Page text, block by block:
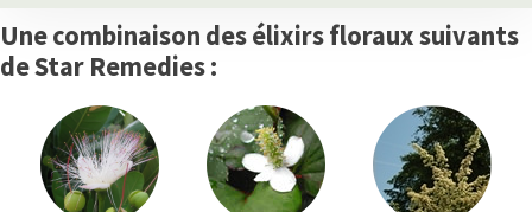
Une combinaison des élixirs floraux suivants
de Star Remedies :